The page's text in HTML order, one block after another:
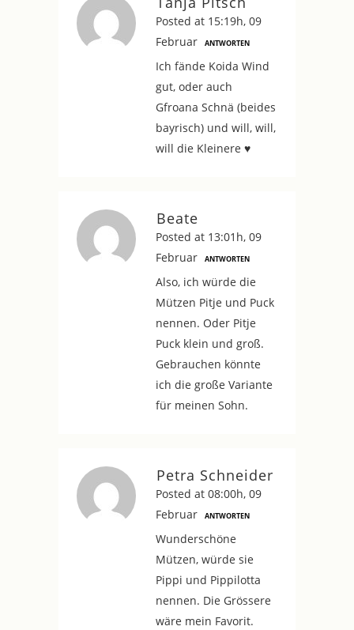
Posted at 15:19h, 09
Februar
ANTWORTEN
Ich fände Koida Wind
gut, oder auch
Gfroana Schnä (beides
bayrisch) und will, will,
will die Kleinere ♥
Beate
Posted at 13:01h, 09
Februar
ANTWORTEN
Also, ich würde die
Mützen Pitje und Puck
nennen. Oder Pitje
Puck klein und groß.
Gebrauchen könnte
ich die große Variante
für meinen Sohn.
Petra Schneider
Posted at 08:00h, 09
Februar
ANTWORTEN
Wunderschöne
Mützen, würde sie
Pippi und Pippilotta
nennen. Die Grössere
wäre mein Favorit.